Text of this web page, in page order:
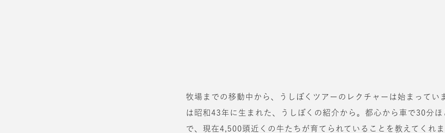
牧場までの移動中から、うしぼくツアーのレクチャーは始まってい
は昭和43年に生まれた、うしぼくの紹介から。都心から車で30分ほ
で、現在4,500頭近くの牛たちが育てられていることを教えてくれ